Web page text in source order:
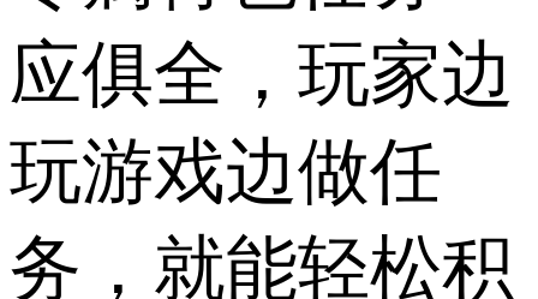
应俱全，玩家边
玩游戏边做任
务，就能轻松积